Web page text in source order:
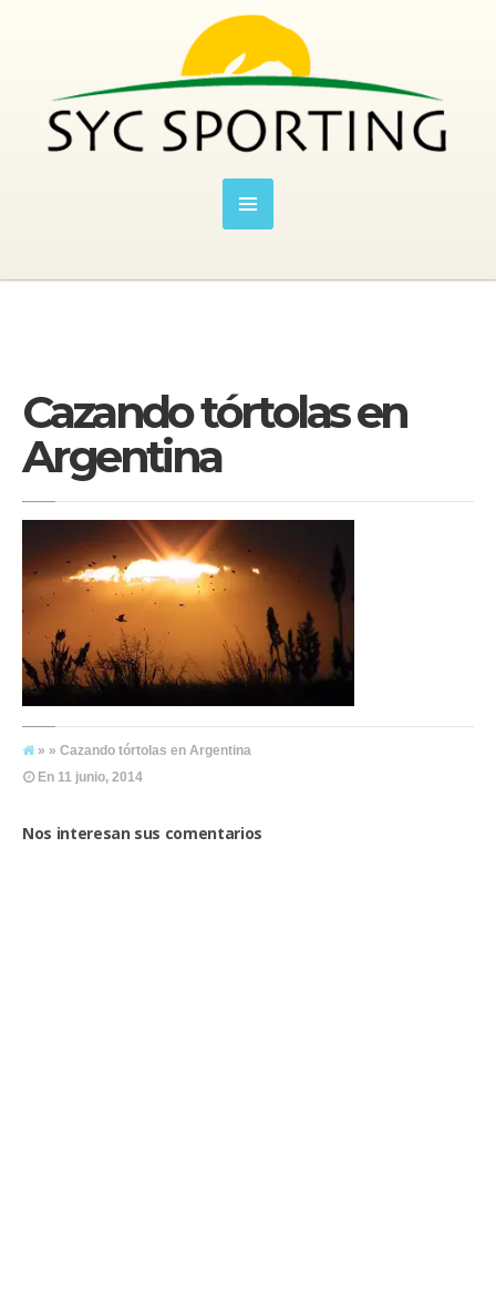
Cazando tórtolas en
Argentina
» » Cazando tórtolas en Argentina
En 11 junio, 2014
Nos interesan sus comentarios